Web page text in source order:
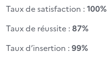
Taux de satisfaction : 100%
Taux de réussite : 87%
Taux d’insertion : 99%